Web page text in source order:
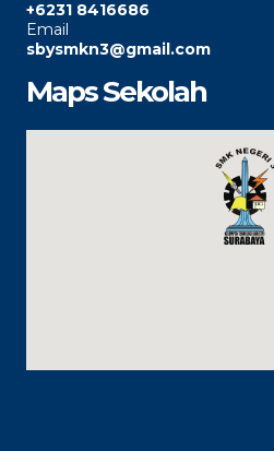
+6231 8416686
Email
sbysmkn3@gmail.com
Maps Sekolah